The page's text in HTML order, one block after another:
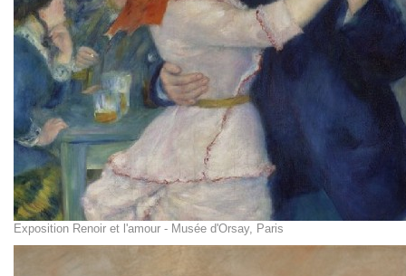
Exposition Renoir et l'amour - Musée d'Orsay, Paris